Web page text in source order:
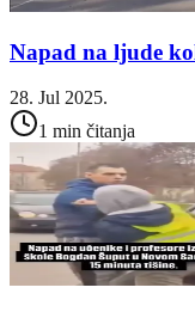
Napad na ljude
28. Jul 2025.
1 min čitanja